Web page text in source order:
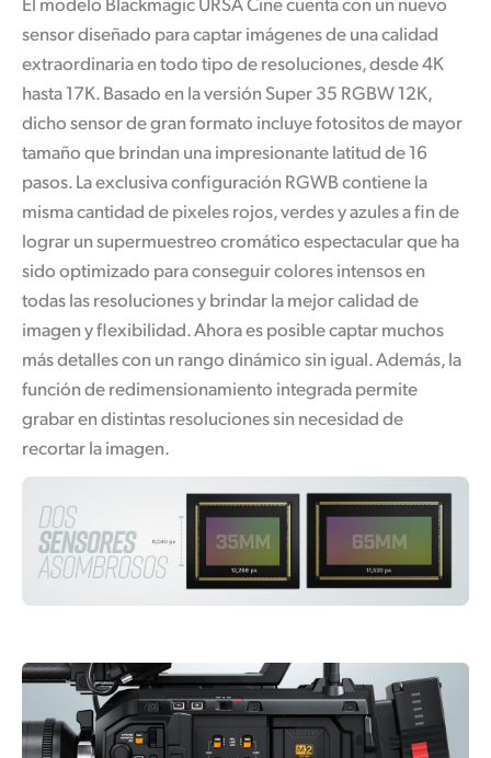
sensor diseñado para captar imágenes de una calidad
extraordinaria en todo tipo de resoluciones, desde 4K
hasta 17K. Basado en la versión Super 35 RGBW 12K,
dicho sensor de gran formato incluye fotositos de mayor
tamaño que brindan una impresionante latitud de 16
pasos. La exclusiva configuración RGWB contiene la
misma cantidad de pixeles rojos, verdes y azules a fin de
lograr un supermuestreo cromático espectacular que ha
sido optimizado para conseguir colores intensos en
todas las resoluciones y brindar la mejor calidad de
imagen y flexibilidad. Ahora es posible captar muchos
más detalles con un rango dinámico sin igual. Además, la
función de redimensionamiento integrada permite
grabar en distintas resoluciones sin necesidad de
recortar la imagen.